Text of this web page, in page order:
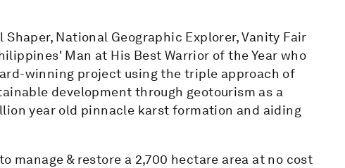
National Geographic Explorer, Vanity Fair
Man at His Best Warrior of the Year who
winning project using the triple approach of
development through geotourism as a
year old pinnacle karst formation and aiding
manage & restore a 2,700 hectare area at no cost